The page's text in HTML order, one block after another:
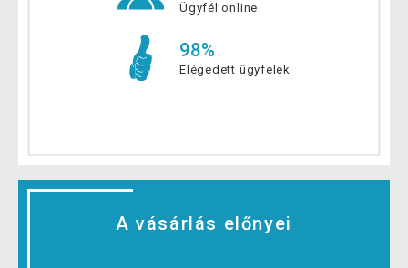
Ügyfél online
98%
Elégedett ügyfelek
A vásárlás előnyei